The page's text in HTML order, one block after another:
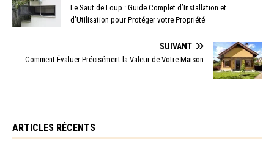
Le Saut de Loup : Guide Complet d’Installation et
d’Utilisation pour Protéger votre Propriété
SUIVANT
Comment Évaluer Précisément la Valeur de Votre Maison
ARTICLES RÉCENTS